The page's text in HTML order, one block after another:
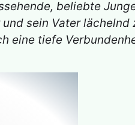
beliebte
sein Vater lächelnd
eine tiefe